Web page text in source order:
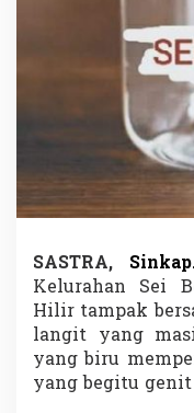
SASTRA,
Kelurahan Sei
Hilir tampak
langit yang
yang biru
yang begitu